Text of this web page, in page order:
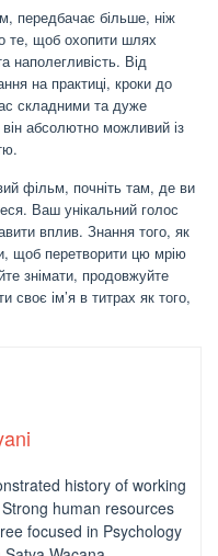
передбачає більше, ніж
те, щоб охопити шлях
наполегливість. Від
на практиці, кроки до
складними та дуже
абсолютно можливий із
фільм, почніть там, де ви
Ваш унікальний голос
вплив. Знання того, як
щоб перетворити цю мрію
знімати, продовжуйте
своє ім’я в титрах як того,
history of working
Strong human resources
focused in Psychology